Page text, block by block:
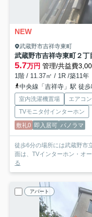
NEW
武蔵野市吉祥寺東町
武蔵野市吉祥寺東町２丁
5.7万円 管理/共益費
1階 / 11.37㎡ / 1R /築11年
中央線「吉祥寺」駅 徒
室内洗濯機置場 エアコン
TVモニタ付インターホン
敷礼0 即入居可 パノラマ
徒歩6分の場所には武蔵野市
面は、TVインターホン・オ
る
アパート